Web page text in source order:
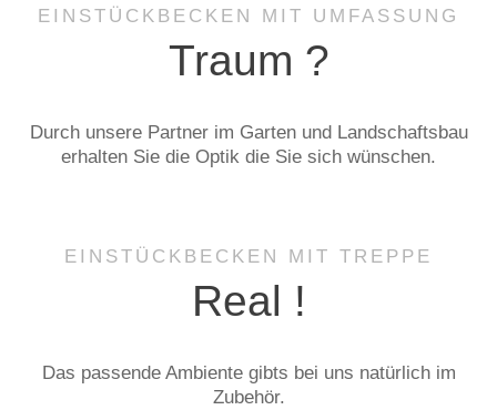
EINSTÜCKBECKEN MIT UMFASSUNG
Traum ?
Durch unsere Partner im Garten und Landschaftsbau
erhalten Sie die Optik die Sie sich wünschen.
EINSTÜCKBECKEN MIT TREPPE
Real !
Das passende Ambiente gibts bei uns natürlich im
Zubehör.